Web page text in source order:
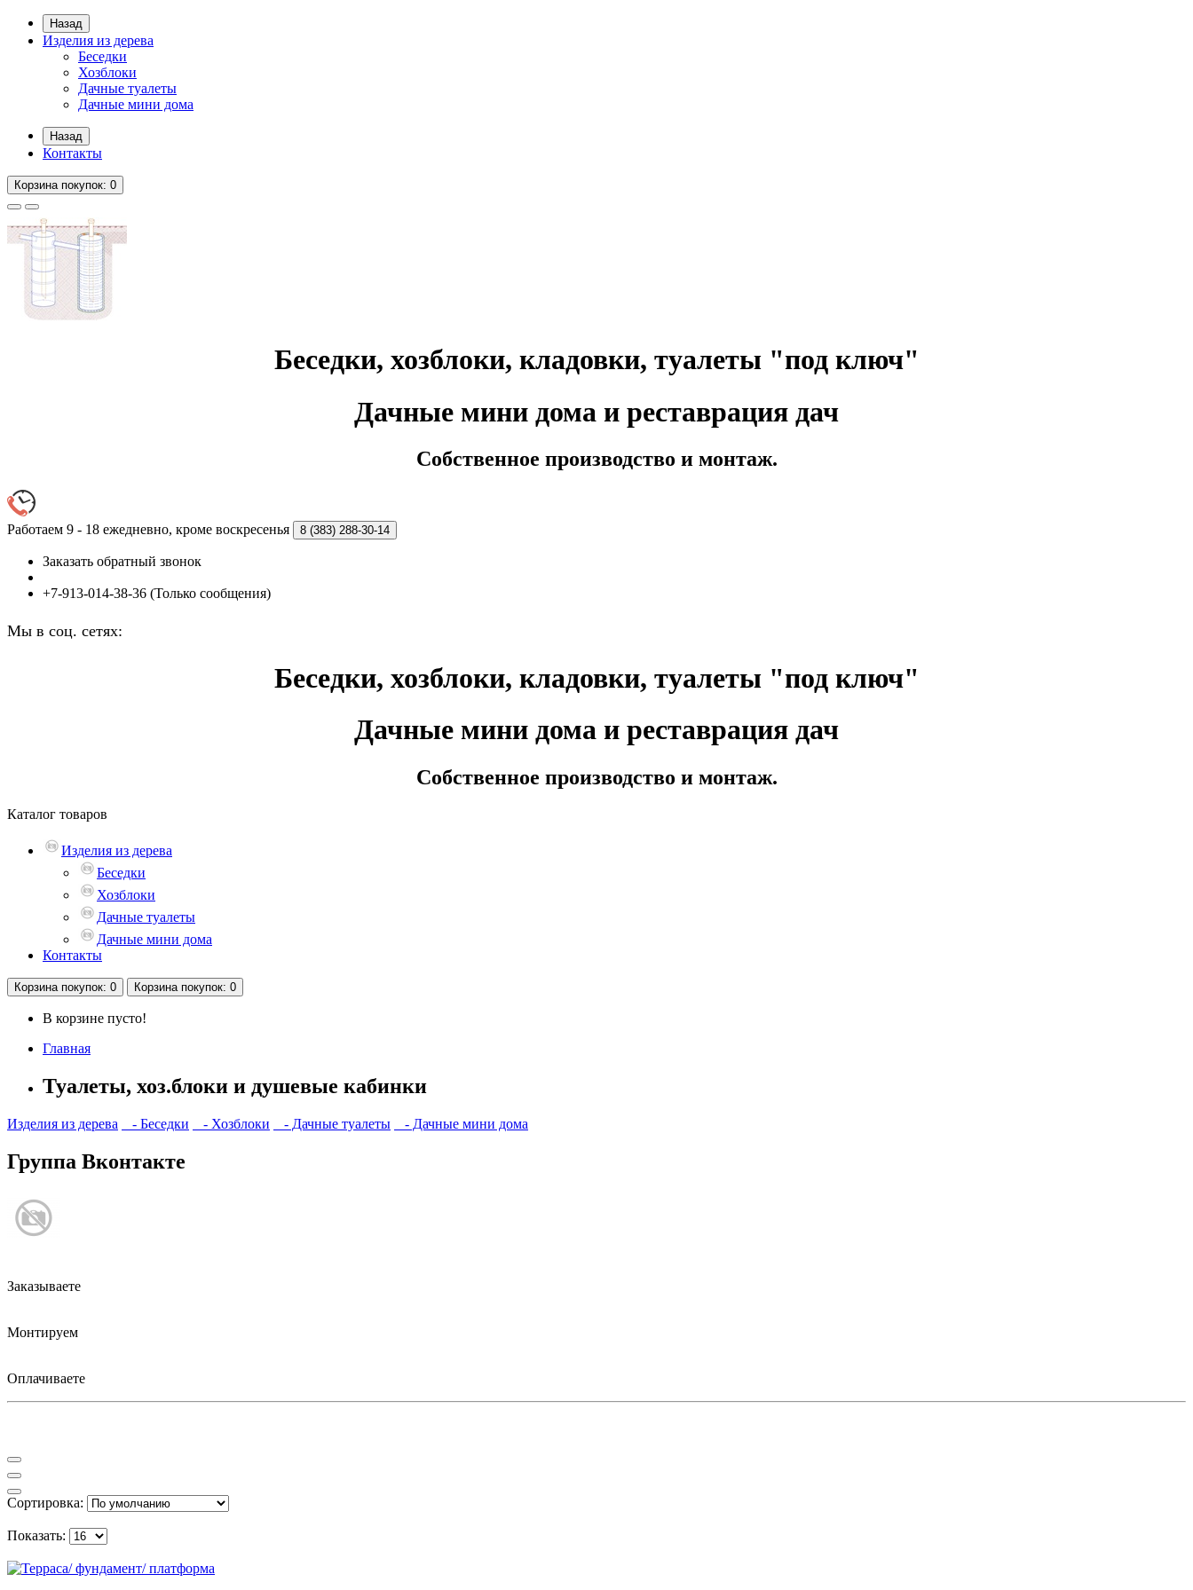
Назад
Изделия из дерева
Беседки
Хозблоки
Дачные туалеты
Дачные мини дома
Назад
Контакты
Корзинапокупок: 0
Беседки, хозблоки, кладовки, туалеты "под ключ"
Дачные мини дома и реставрация дач
Собственное производство и монтаж.
Работаем 9 - 18 ежедневно, кроме воскресенья 8 (383) 288-30-14
Заказать обратный звонок
+7-913-014-38-36 (Только сообщения)
Мы в соц. сетях:
Беседки, хозблоки, кладовки, туалеты "под ключ"
Дачные мини дома и реставрация дач
Собственное производство и монтаж.
Каталог товаров
Изделия из дерева
Беседки
Хозблоки
Дачные туалеты
Дачные мини дома
Контакты
Корзинапокупок: 0 Корзинапокупок: 0
В корзине пусто!
Главная
Туалеты, хоз.блоки и душевые кабинки
Изделия из дерева - Беседки - Хозблоки - Дачные туалеты - Дачные мини дома
Группа Вконтакте
Заказываете
Монтируем
Оплачиваете
Сортировка:
Показать: